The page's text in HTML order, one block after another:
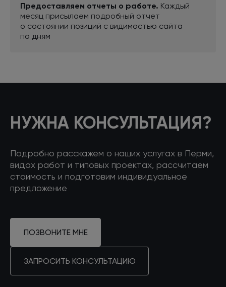
учетом специфики проекта и фирменного
процесс технического воплощения дизайна.
Изучает посещаемость сайта и тематическую
продающих факторов страниц, чтобы
повысить количество заказов и звонков.
Предоставляем отчеты о работе. Каждый
месяц присылаем подробный отчет
о состоянии позиций с видимостью сайта
по дням
НУЖНА КОНСУЛЬТАЦИЯ?
Подробно расскажем о наших услугах в Перми,
видах работ и типовых проектах, рассчитаем
стоимость и подготовим индивидуальное
предложение
ПОЗВОНИТЕ МНЕ
ЗАПРОСИТЬ КОНСУЛЬТАЦИЮ